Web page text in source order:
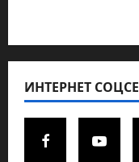
ИНТЕРНЕТ